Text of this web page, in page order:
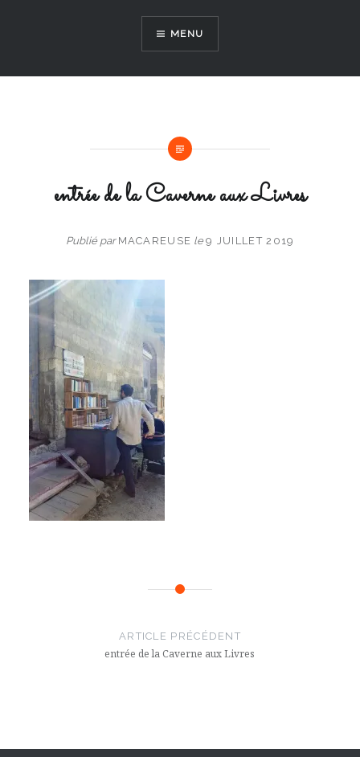
MENU
entrée de la Caverne aux Livres
Publié par MACAREUSE le9 JUILLET 2019
ARTICLE PRÉCÉDENT
entrée de la Caverne aux Livres